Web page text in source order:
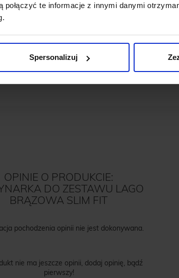
te informacje z innymi danymi
Spersonalizuj
01
OPINIE O PRODUKCIE:
DO ZESTAWU LAGO
BRĄZOWA SLIM FIT
pochodzenia opinii nie jest dokonywana.
nie ma jeszcze opinii, dodaj opinię, bądź
pierwszy!